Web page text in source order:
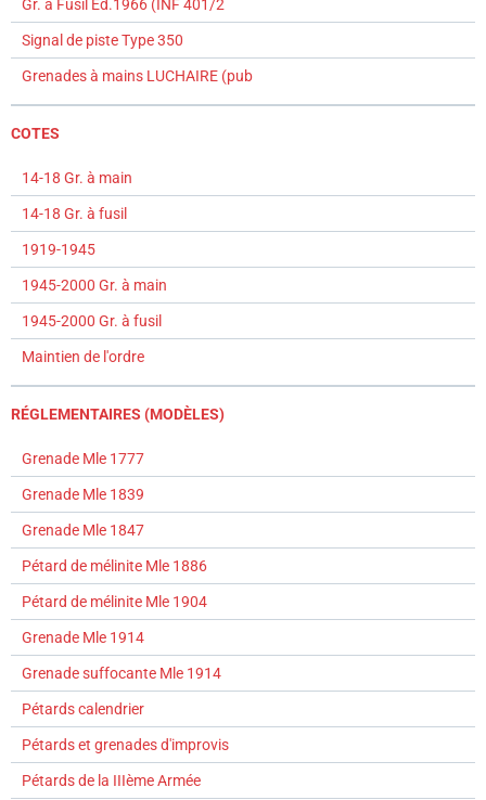
Gr. à Fusil Ed.1966 (INF 401/2
Signal de piste Type 350
Grenades à mains LUCHAIRE (pub
COTES
14-18 Gr. à main
14-18 Gr. à fusil
1919-1945
1945-2000 Gr. à main
1945-2000 Gr. à fusil
Maintien de l'ordre
RÉGLEMENTAIRES (MODÈLES)
Grenade Mle 1777
Grenade Mle 1839
Grenade Mle 1847
Pétard de mélinite Mle 1886
Pétard de mélinite Mle 1904
Grenade Mle 1914
Grenade suffocante Mle 1914
Pétards calendrier
Pétards et grenades d'improvis
Pétards de la IIIème Armée